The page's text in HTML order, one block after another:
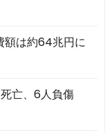
額は約64兆円に
亡、6人負傷